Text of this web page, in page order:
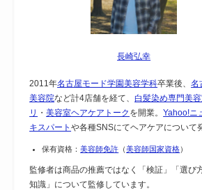
長崎弘幸
2011年名古屋モード学園美容学科卒業後、名
美容院など計4店舗を経て、 白髪染め専門美
リ ・美容室ヘアケアトーク を開業。Yahoo!ニ
キスパートや各種SNSにてヘアケアについて
保有資格：美容師免許 （美容師国家資格）
監修者は商品の推薦ではなく「検証」「選び
知識」について監修しています。